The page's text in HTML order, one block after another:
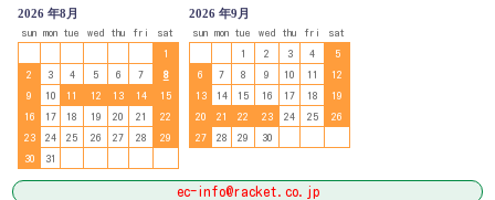
2026 年8月
sun mon tue wed thu fri
sat
1
2
3 4 5 6 7
8
9
10 11 12 13 14
15
16
17 18 19 20 21
22
23
24 25 26 27 28
29
30
31
2026 年9月
sun mon tue wed thu fri
sat
1
2 3 4
5
6
7 8 9 10 11
12
13
14 15 16 17 18
19
20
21 22 23 24 25
26
27
28 29 30
ec-info@racket.co.jp